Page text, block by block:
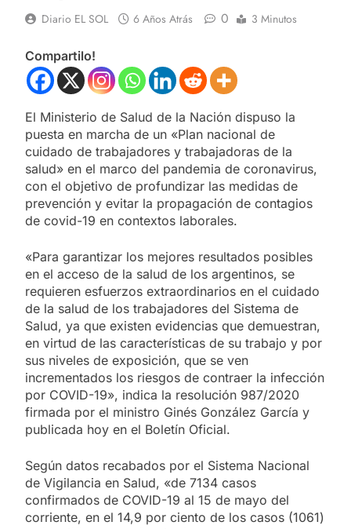
Diario EL SOL 6 Años Atrás 0 3 Minutos
Compartilo!
El Ministerio de Salud de la Nación dispuso la
puesta en marcha de un «Plan nacional de
cuidado de trabajadores y trabajadoras de la
salud» en el marco del pandemia de coronavirus,
con el objetivo de profundizar las medidas de
prevención y evitar la propagación de contagios
de covid-19 en contextos laborales.
«Para garantizar los mejores resultados posibles
en el acceso de la salud de los argentinos, se
requieren esfuerzos extraordinarios en el cuidado
de la salud de los trabajadores del Sistema de
Salud, ya que existen evidencias que demuestran,
en virtud de las características de su trabajo y por
sus niveles de exposición, que se ven
incrementados los riesgos de contraer la infección
por COVID-19», indica la resolución 987/2020
firmada por el ministro Ginés González García y
publicada hoy en el Boletín Oficial.
Según datos recabados por el Sistema Nacional
de Vigilancia en Salud, «de 7134 casos
confirmados de COVID-19 al 15 de mayo del
corriente, en el 14,9 por ciento de los casos (1061)